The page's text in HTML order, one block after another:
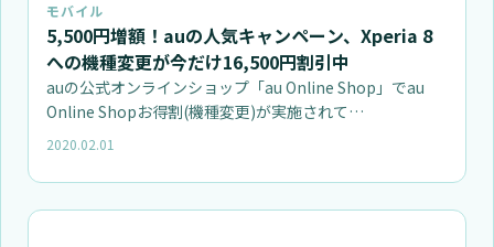
モバイル
5,500円増額！auの人気キャンペーン、Xperia 8
への機種変更が今だけ16,500円割引中
auの公式オンラインショップ「au Online Shop」でau
Online Shopお得割(機種変更)が実施されて…
2020.02.01